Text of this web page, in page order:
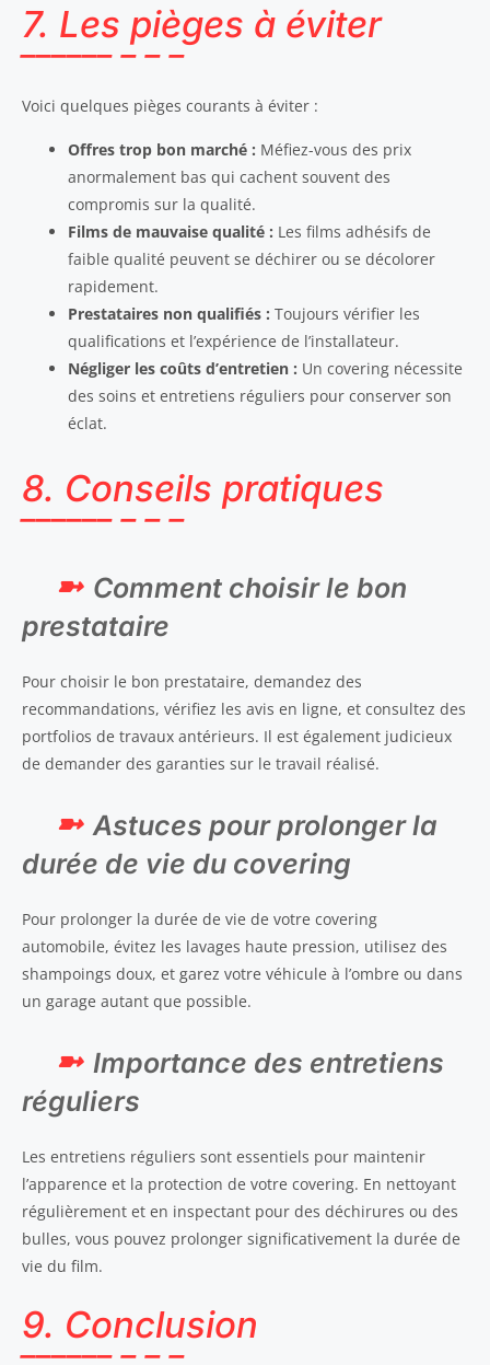
7. Les pièges à éviter
Voici quelques pièges courants à éviter :
Offres trop bon marché : Méfiez-vous des prix
anormalement bas qui cachent souvent des
compromis sur la qualité.
Films de mauvaise qualité : Les films adhésifs de
faible qualité peuvent se déchirer ou se décolorer
rapidement.
Prestataires non qualifiés : Toujours vérifier les
qualifications et l’expérience de l’installateur.
Négliger les coûts d’entretien : Un covering nécessite
des soins et entretiens réguliers pour conserver son
éclat.
8. Conseils pratiques
Comment choisir le bon
prestataire
Pour choisir le bon prestataire, demandez des
recommandations, vérifiez les avis en ligne, et consultez des
portfolios de travaux antérieurs. Il est également judicieux
de demander des garanties sur le travail réalisé.
Astuces pour prolonger la
durée de vie du covering
Pour prolonger la durée de vie de votre covering
automobile, évitez les lavages haute pression, utilisez des
shampoings doux, et garez votre véhicule à l’ombre ou dans
un garage autant que possible.
Importance des entretiens
réguliers
Les entretiens réguliers sont essentiels pour maintenir
l’apparence et la protection de votre covering. En nettoyant
régulièrement et en inspectant pour des déchirures ou des
bulles, vous pouvez prolonger significativement la durée de
vie du film.
9. Conclusion